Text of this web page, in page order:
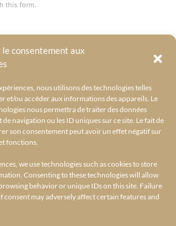
consentement aux
nous utilisons des technologies telles
et/ou accéder aux informations des appareils. Le
nous permettra de traiter des données
navigation ou les ID uniques sur ce site. Le fait de
son consentement peut avoir un effet négatif sur
fonctions.
we use technologies such as cookies to store
Consenting to these technologies will allow
behavior or unique IDs on this site. Failure
may adversely affect certain features and
this form.
@BYRACKEL